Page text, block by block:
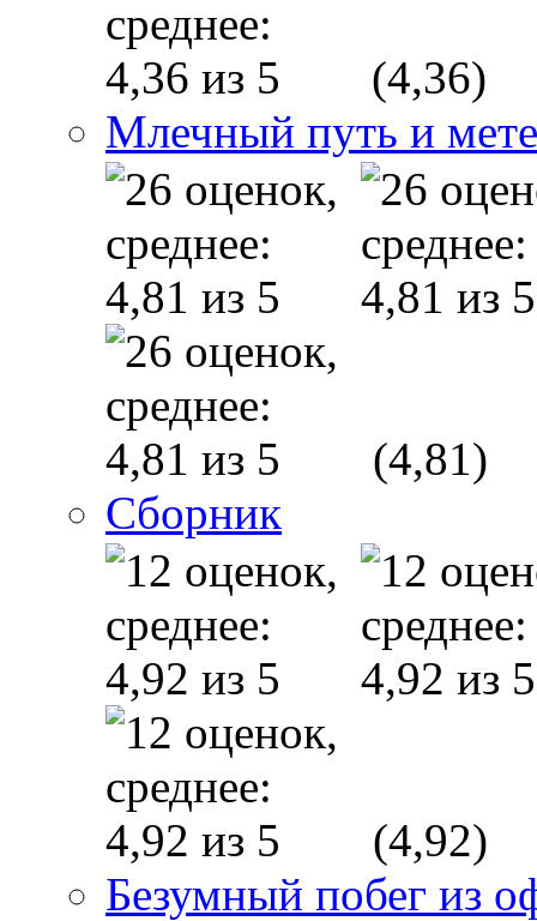
(4,36)
Млечный путь и
(4,81)
Сборник
(4,92)
Безумный побег из